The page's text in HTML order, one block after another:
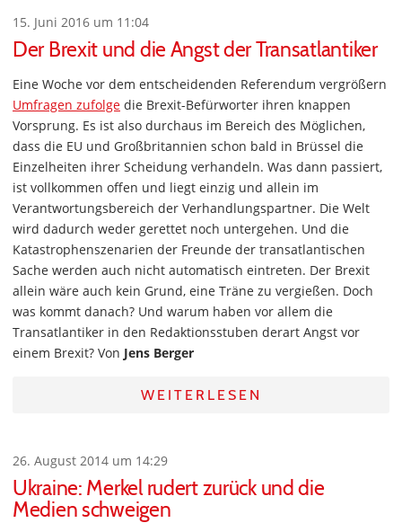
15. Juni 2016 um 11:04
Der Brexit und die Angst der Transatlantiker
Eine Woche vor dem entscheidenden Referendum vergrößern
Umfragen zufolge die Brexit-Befürworter ihren knappen
Vorsprung. Es ist also durchaus im Bereich des Möglichen,
dass die EU und Großbritannien schon bald in Brüssel die
Einzelheiten ihrer Scheidung verhandeln. Was dann passiert,
ist vollkommen offen und liegt einzig und allein im
Verantwortungsbereich der Verhandlungspartner. Die Welt
wird dadurch weder gerettet noch untergehen. Und die
Katastrophenszenarien der Freunde der transatlantischen
Sache werden auch nicht automatisch eintreten. Der Brexit
allein wäre auch kein Grund, eine Träne zu vergießen. Doch
was kommt danach? Und warum haben vor allem die
Transatlantiker in den Redaktionsstuben derart Angst vor
einem Brexit? Von Jens Berger
WEITERLESEN
26. August 2014 um 14:29
Ukraine: Merkel rudert zurück und die
Medien schweigen